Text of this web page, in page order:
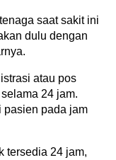
saat sakit ini
dulu dengan
atau pos
24 jam.
pasien pada jam
tersedia 24 jam,